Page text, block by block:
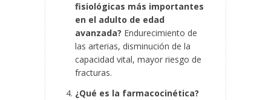
fisiológicas más importantes
en el adulto de edad
avanzada? Endurecimiento de
las arterias, disminución de la
capacidad vital, mayor riesgo de
fracturas.
¿Qué es la farmacocinética?